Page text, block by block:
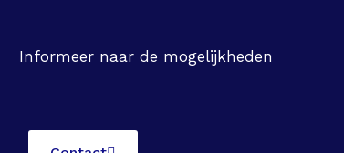
Informeer naar de mogelijkheden